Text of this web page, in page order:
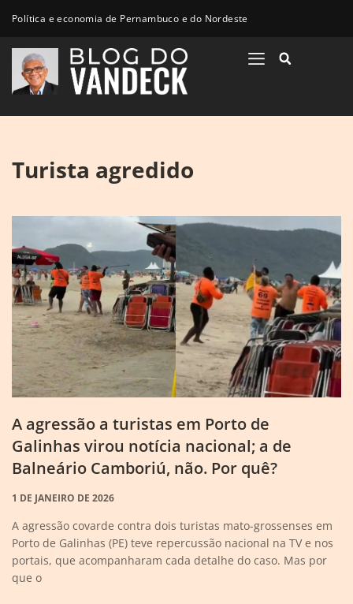
Política e economia de Pernambuco e do Nordeste
Turista agredido
A agressão a turistas em Porto de
Galinhas virou notícia nacional; a de
Balneário Camboriú, não. Por quê?
1 DE JANEIRO DE 2026
A agressão covarde contra dois turistas mato-grossenses em
Porto de Galinhas (PE) teve repercussão nacional na TV e nos
portais, que acompanharam cada detalhe do caso. Mas por
que o